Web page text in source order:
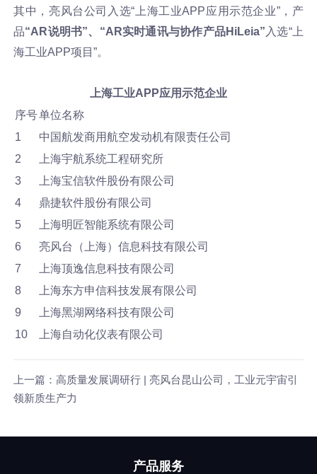
其中，亮风台公司入选“上海工业APP应用示范企业”，产
品“AR说明书”、“AR实时通讯与协作产品HiLeia” 入选“上
海工业APP项目”。
上海工业APP应用示范企业
序号单位名称
1
中国航发商用航空发动机有限责任公司
2
上海宇航系统工程研究所
3
上海宝信软件股份有限公司
4
鼎捷软件股份有限公司
5
上海明匠智能系统有限公司
6
亮风台（上海）信息科技有限公司
7
上海顶逸信息科技有限公司
8
上海东方申信科技发展有限公司
9
上海黑湖网络科技有限公司
10
上海自动化仪表有限公司
上一篇：高质量发展调研行 | 亮风台昆山公司，工业元宇宙引
领新质生产力
产品服务